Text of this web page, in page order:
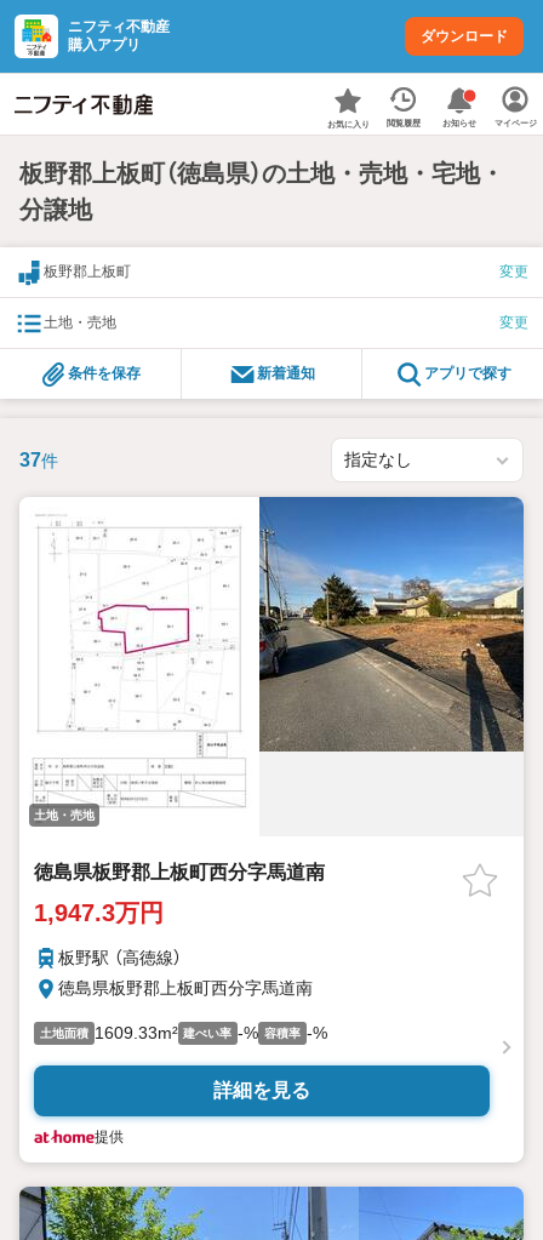
ニフティ不動産
購入アプリ
ダウンロード
お気に入り 閲覧履歴 お知らせ マイページ
板野郡上板町（徳島県）の土地・売地・宅地・
分譲地
板野郡上板町 変更
土地・売地 変更
条件を保存 新着通知 アプリで探す
37件
土地・売地
徳島県板野郡上板町西分字馬道南
1,947.3万円
板野駅 （高徳線）
徳島県板野郡上板町西分字馬道南
土地面積 1609.33m² 建ぺい率 -% 容積率 -%
詳細を見る
提供